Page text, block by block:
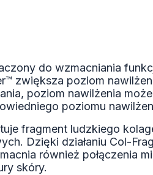
do wzmacniania
zwiększa poziom
poziom nawilżenia
poziomu
fragment ludzkiego
Dzięki działaniu Col-
również połączenia
skóry.